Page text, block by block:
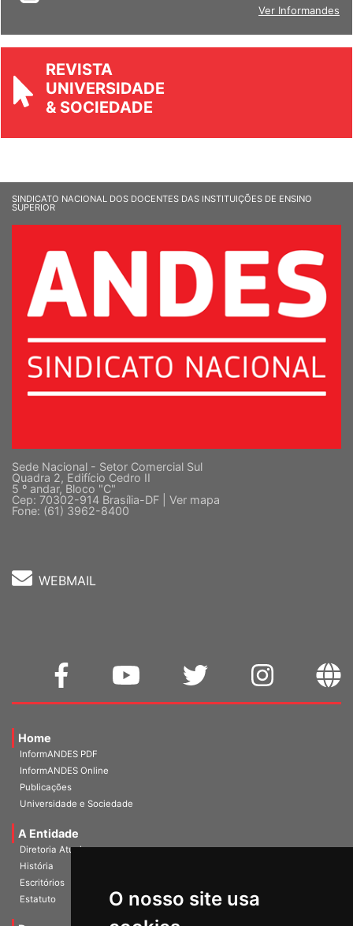
O nosso site usa
Ver Informandes
REVISTA
UNIVERSIDADE
& SOCIEDADE
SINDICATO NACIONAL DOS DOCENTES DAS INSTITUIÇÕES DE ENSINO
SUPERIOR
Sede Nacional - Setor Comercial Sul
Quadra 2, Edifício Cedro II
5 º andar, Bloco "C"
Cep: 70302-914 Brasília-DF | Ver mapa
Fone: (61) 3962-8400
WEBMAIL
Home
InformANDES PDF
InformANDES Online
Publicações
Universidade e Sociedade
A Entidade
Diretoria Atual
História
Escritórios
Estatuto